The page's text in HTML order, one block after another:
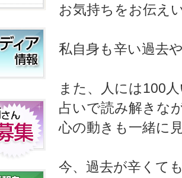
お気持ちをお伝え
私自身も辛い過去
また、人には100
占いで読み解きな
心の動きも一緒に
今、過去が辛くて